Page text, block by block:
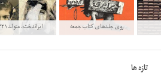
‫ایراندخت‬، متولد ۱۳۲۱ روی جلدهای کتاب جمعه
تازه ها